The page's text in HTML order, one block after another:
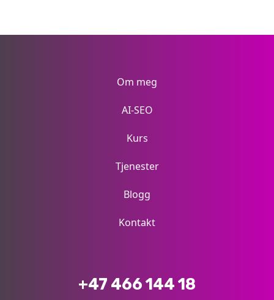
Om meg
AI-SEO
Kurs
Tjenester
Blogg
Kontakt
+47 466 144 18